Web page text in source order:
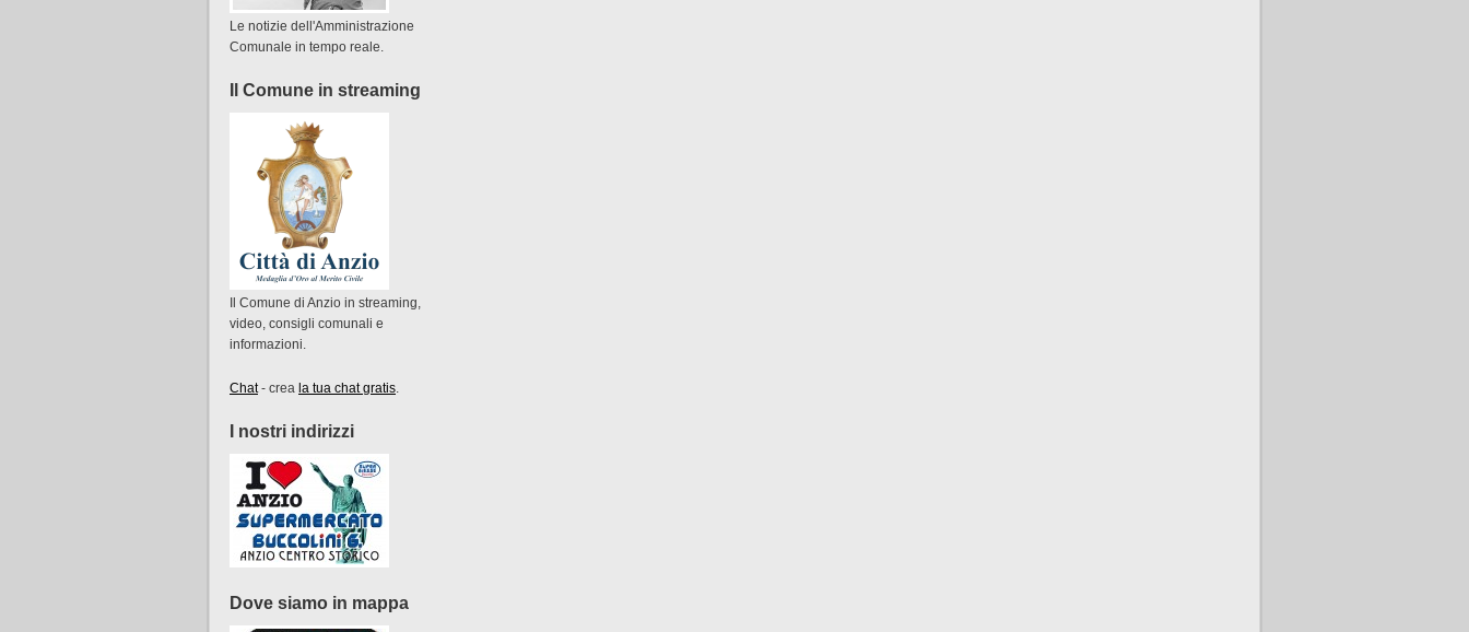
Le notizie dell'Amministrazione
Comunale in tempo reale.
Il Comune in streaming
Il Comune di Anzio in streaming,
video, consigli comunali e
informazioni.
Chat- crea la tua chat gratis.
I nostri indirizzi
Dove siamo in mappa